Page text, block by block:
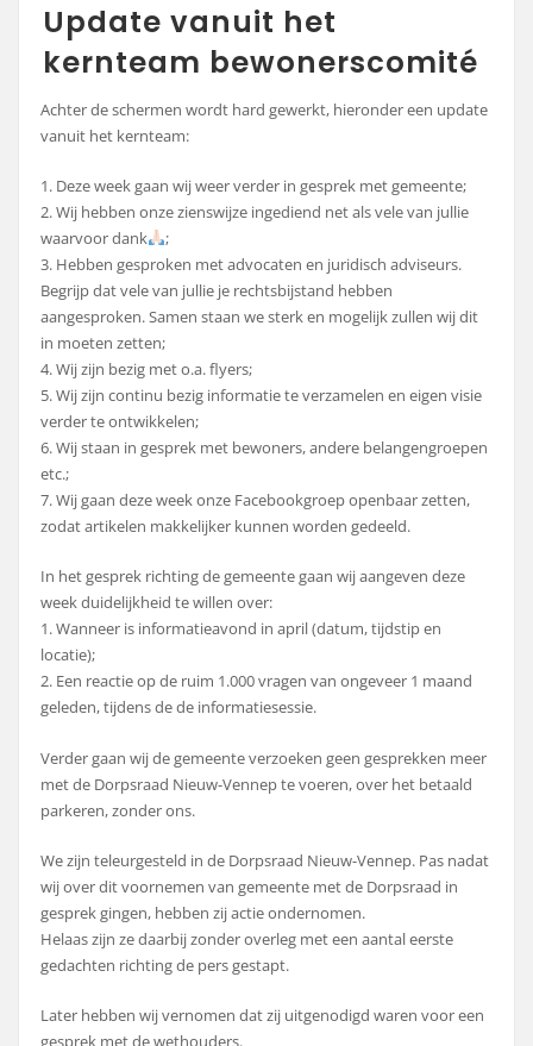
Update vanuit het
kernteam bewonerscomité
Achter de schermen wordt hard gewerkt, hieronder een update
vanuit het kernteam:
1. Deze week gaan wij weer verder in gesprek met gemeente;
2. Wij hebben onze zienswijze ingediend net als vele van jullie
waarvoor dank
;
3. Hebben gesproken met advocaten en juridisch adviseurs.
Begrijp dat vele van jullie je rechtsbijstand hebben
aangesproken. Samen staan we sterk en mogelijk zullen wij dit
in moeten zetten;
4. Wij zijn bezig met o.a. flyers;
5. Wij zijn continu bezig informatie te verzamelen en eigen visie
verder te ontwikkelen;
6. Wij staan in gesprek met bewoners, andere belangengroepen
etc.;
7. Wij gaan deze week onze Facebookgroep openbaar zetten,
zodat artikelen makkelijker kunnen worden gedeeld.
In het gesprek richting de gemeente gaan wij aangeven deze
week duidelijkheid te willen over:
1. Wanneer is informatieavond in april (datum, tijdstip en
locatie);
2. Een reactie op de ruim 1.000 vragen van ongeveer 1 maand
geleden, tijdens de de informatiesessie.
Verder gaan wij de gemeente verzoeken geen gesprekken meer
met de Dorpsraad Nieuw-Vennep te voeren, over het betaald
parkeren, zonder ons.
We zijn teleurgesteld in de Dorpsraad Nieuw-Vennep. Pas nadat
wij over dit voornemen van gemeente met de Dorpsraad in
gesprek gingen, hebben zij actie ondernomen.
Helaas zijn ze daarbij zonder overleg met een aantal eerste
gedachten richting de pers gestapt.
Later hebben wij vernomen dat zij uitgenodigd waren voor een
gesprek met de wethouders.